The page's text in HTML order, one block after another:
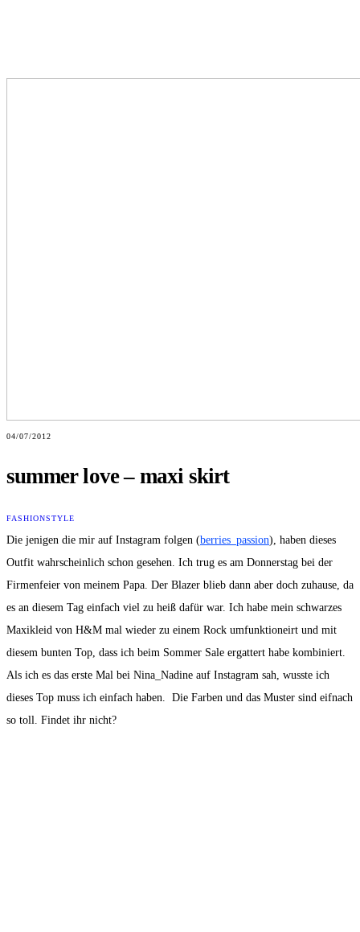
04/07/2012
summer love – maxi skirt
FASHIONSTYLE
Die jenigen die mir auf Instagram folgen (berries_passion), haben dieses
Outfit wahrscheinlich schon gesehen. Ich trug es am Donnerstag bei der
Firmenfeier von meinem Papa. Der Blazer blieb dann aber doch zuhause, da
es an diesem Tag einfach viel zu heiß dafür war. Ich habe mein schwarzes
Maxikleid von H&M mal wieder zu einem Rock umfunktioneirt und mit
diesem bunten Top, dass ich beim Sommer Sale ergattert habe kombiniert.
Als ich es das erste Mal bei Nina_Nadine auf Instagram sah, wusste ich
dieses Top muss ich einfach haben. Die Farben und das Muster sind eifnach
so toll. Findet ihr nicht?